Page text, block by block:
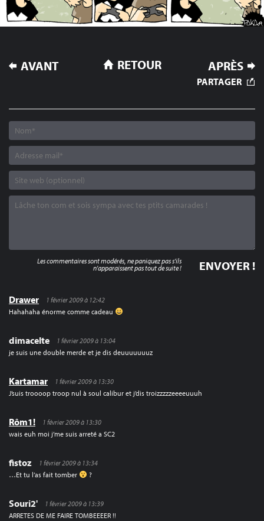
NAVIGATION
DE
AVANT APRÈS
RETOUR
PARTAGER
Drawer
1 février 2009 à 12:42
Hahahaha énorme comme cadeau
dimacelte
1 février 2009 à 13:04
je suis une double merde et je dis deuuuuuuuz
Kartamar
1 février 2009 à 13:30
J’suis troooop troop nul à soul calibur et j’dis troizzzzzeeeeuuuh
Rôm1!
1 février 2009 à 13:30
wais euh moi j’me suis arreté a SC2
fistoz
1 février 2009 à 13:34
…Et tu l’as fait tomber
?
Souri2'
1 février 2009 à 13:39
ARRETES DE ME FAIRE TOMBEEEER !!
Les commentaires sont modérés, ne paniquez pas s'ils
n'apparaissent pas tout de suite !